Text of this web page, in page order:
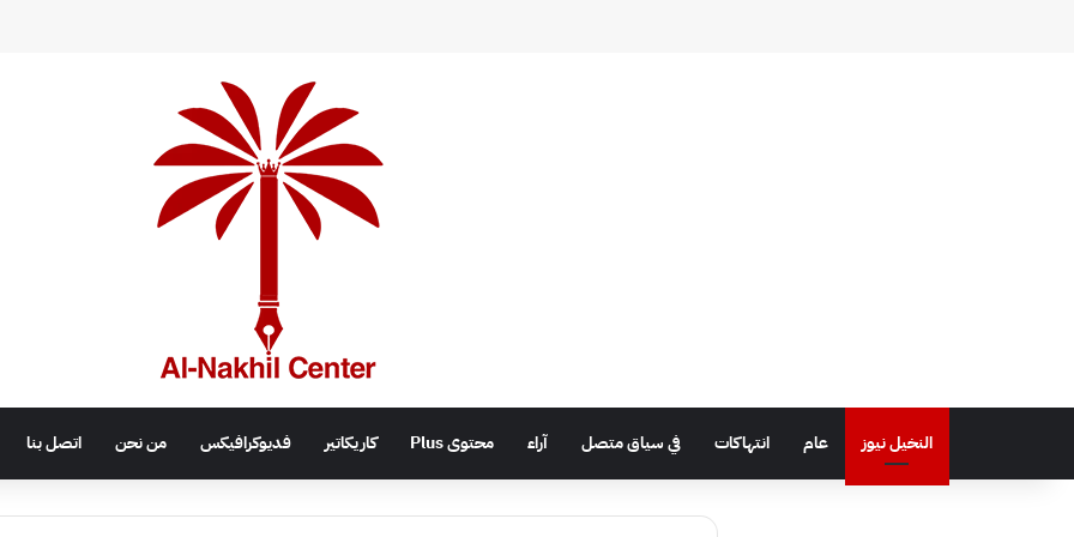
النخيل نيوز عام انتهاكات في سياق متصل آراء محتوى Plus كاريكاتير فديوكرافيكس من نحن اتصل بنا